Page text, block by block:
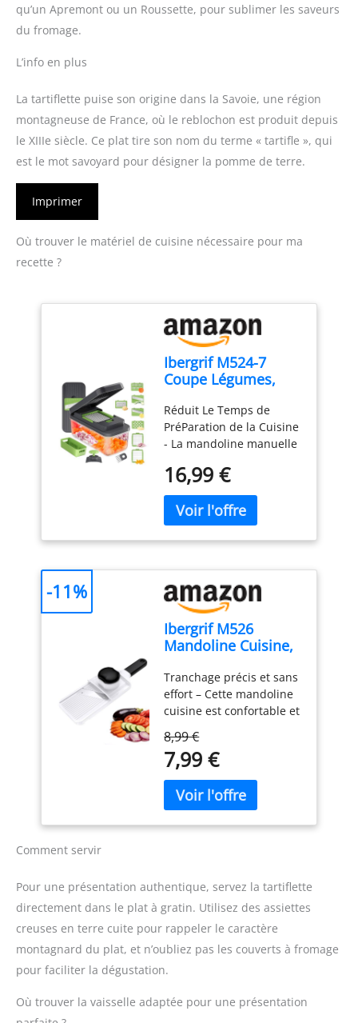
qu’un Apremont ou un Roussette, pour sublimer les saveurs
du fromage.
L’info en plus
La tartiflette puise son origine dans la Savoie, une région
montagneuse de France, où le reblochon est produit depuis
le XIIIe siècle. Ce plat tire son nom du terme « tartifle », qui
est le mot savoyard pour désigner la pomme de terre.
Imprimer
Où trouver le matériel de cuisine nécessaire pour ma
recette ?
Ibergrif M524-7
Coupe Légumes,
Multifonction
Réduit Le Temps de
PréParation de la Cuisine
- La mandoline manuelle
de 1300 ml, les
accessoires comprennent
1 récipient (adapté aux
micro-ondes), 1 couvercle
fraîcheur (adapté aux
porte-couteau, 1 poignée
de sécurité, 1 panier
d'égouttage (avec fente
pour les lames), 1
lames tranchantes en
acier inoxydable, 1
brosse de nettoyage
Matériau de Qualité
Alimentaire - Le coupe
oignon manuel est
fabriqué en PP de qualité
alimentaire et 420J2, sans
BPA, ce qui permet de
conserver des
coupe-légumes à
mandoline, vous pouvez
être sûr de préparer des
dîners sains, délicieux et
créatifs pour votre
coupe légumes peut
16,99 €
Ibergrif M526
Mandoline Cuisine,
Réglable 1–4 mm
Tranchage précis et sans
effort – Cette mandoline
cuisine est confortable et
permet d’obtenir des
tranches fines, nettes et
régulières avec un
minimum d’effort. Que
vous soyez débutant ou
cuisinier expérimenté,
mm – Cette mandoline
multifonctions dispose
de trois réglages
d’épaisseur pour
besoins. Choisissez des
tranches fines (1 mm),
moyennes (2 mm) ou
8,99 €
7,99 €
-11%
Comment servir
Pour une présentation authentique, servez la tartiflette
directement dans le plat à gratin. Utilisez des assiettes
creuses en terre cuite pour rappeler le caractère
montagnard du plat, et n’oubliez pas les couverts à fromage
pour faciliter la dégustation.
Où trouver la vaisselle adaptée pour une présentation